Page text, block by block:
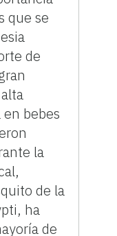
que se
de
bebes
la
de la
ha
de